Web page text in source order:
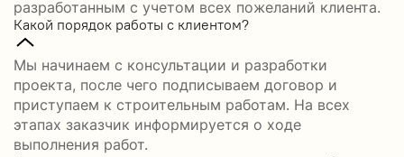
разработанным с учетом всех пожеланий клиента.
Какой порядок работы с клиентом?
Мы начинаем с консультации и разработки
проекта, после чего подписываем договор и
приступаем к строительным работам. На всех
этапах заказчик информируется о ходе
выполнения работ.